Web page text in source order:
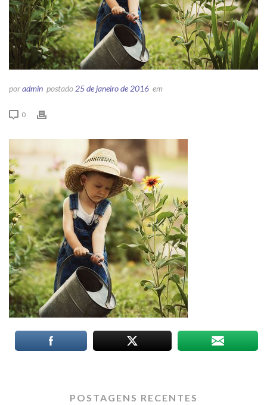
poradmin postado 25 de janeiro de 2016 em
0
POSTAGENS RECENTES